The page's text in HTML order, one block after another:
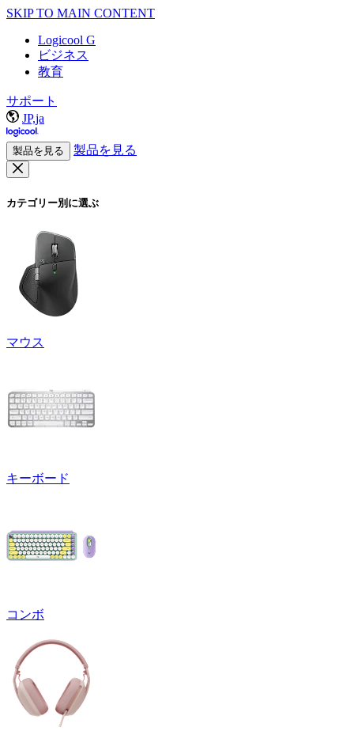
SKIP TO MAIN CONTENT
Logicool G
ビジネス
教育
サポート
JP,ja
製品を見る 製品を見る
カテゴリー別に選ぶ
マウス
キーボード
コンボ